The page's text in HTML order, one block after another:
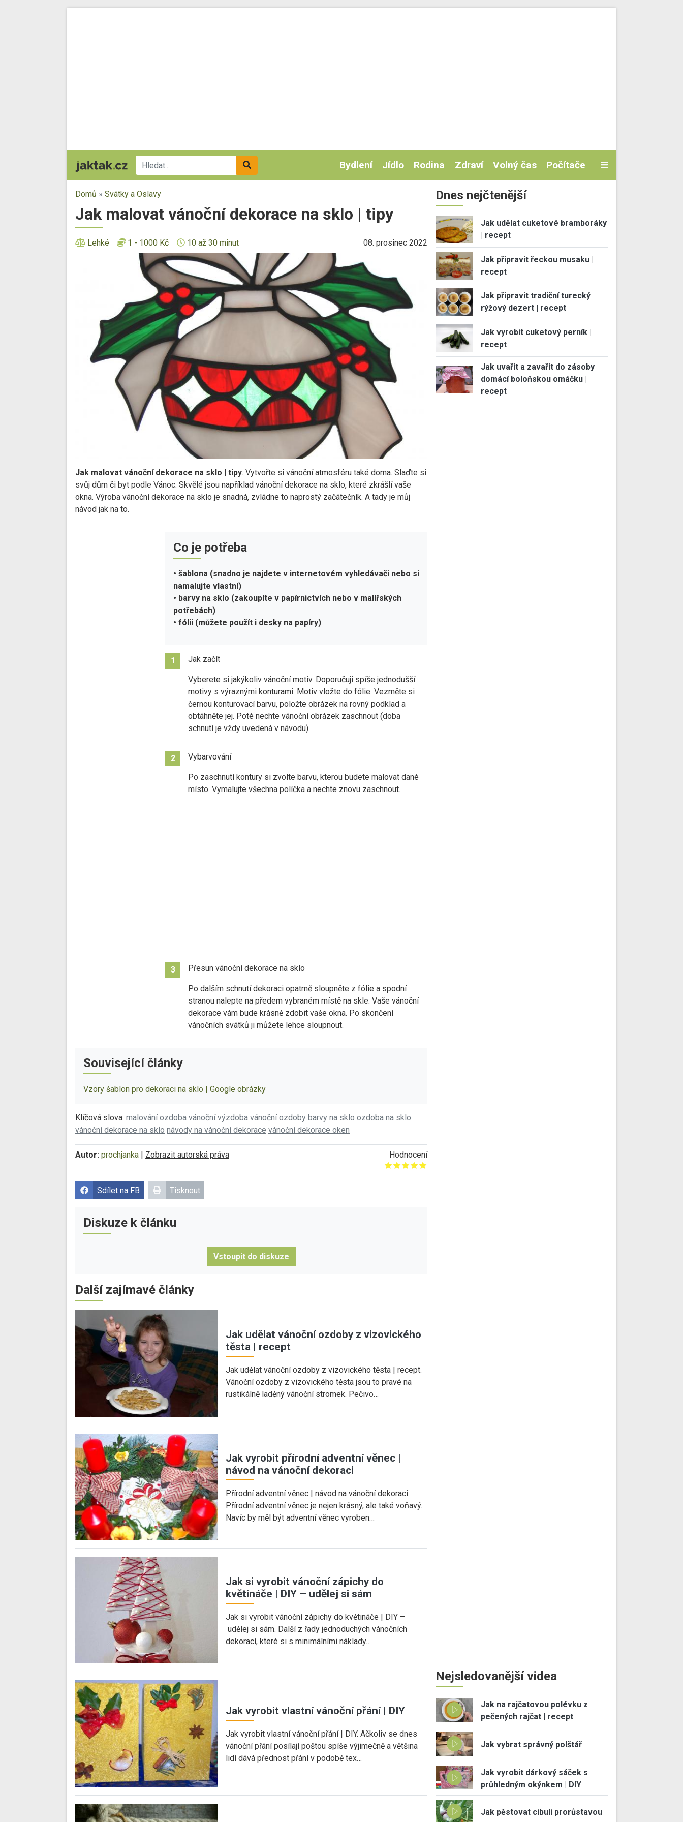
Bydlení Jídlo Rodina Zdraví Volný čas Počítače
Domů » Svátky a Oslavy
Jak malovat vánoční dekorace na sklo | tipy
Lehké 1 - 1000 Kč 10 až 30 minut 08. prosinec 2022
Jak malovat vánoční dekorace na sklo | tipy. Vytvořte si vánoční atmosféru také doma. Slaďte si
svůj dům či byt podle Vánoc. Skvělé jsou například vánoční dekorace na sklo, které zkrášlí vaše
okna. Výroba vánoční dekorace na sklo je snadná, zvládne to naprostý začátečník. A tady je můj
návod jak na to.
Co je potřeba
• šablona (snadno je najdete v internetovém vyhledávači nebo si
namalujte vlastní)
• barvy na sklo (zakoupíte v papírnictvích nebo v malířských
potřebách)
• fólii (můžete použít i desky na papíry)
1 Jak začít
Vyberete si jakýkoliv vánoční motiv. Doporučuji spíše jednodušší
motivy s výraznými konturami. Motiv vložte do fólie. Vezměte si
černou konturovací barvu, položte obrázek na rovný podklad a
obtáhněte jej. Poté nechte vánoční obrázek zaschnout (doba
schnutí je vždy uvedená v návodu).
2 Vybarvování
Po zaschnutí kontury si zvolte barvu, kterou budete malovat dané
místo. Vymalujte všechna políčka a nechte znovu zaschnout.
3 Přesun vánoční dekorace na sklo
Po dalším schnutí dekoraci opatrně sloupněte z fólie a spodní
stranou nalepte na předem vybraném místě na skle. Vaše vánoční
dekorace vám bude krásně zdobit vaše okna. Po skončení
vánočních svátků ji můžete lehce sloupnout.
Související články
Vzory šablon pro dekoraci na sklo | Google obrázky
Klíčová slova: malování ozdoba vánoční výzdoba vánoční ozdoby barvy na sklo ozdoba na sklo
vánoční dekorace na sklo návody na vánoční dekorace vánoční dekorace oken
Autor: prochjanka Zobrazit autorská práva
Hodnocení
Give it 1/5
Give it 2/5
Give it 3/5
Give it 4/5
Give it 5/5
Sdílet na FB Tisknout
Diskuze k článku
Vstoupit do diskuze
Další zajímavé články
Jak udělat vánoční ozdoby z vizovického
těsta | recept
Jak udělat vánoční ozdoby z vizovického těsta | recept.
Vánoční ozdoby z vizovického těsta jsou to pravé na
rustikálně laděný vánoční stromek. Pečivo…
Jak vyrobit přírodní adventní věnec |
návod na vánoční dekoraci
Přírodní adventní věnec | návod na vánoční dekoraci.
Přírodní adventní věnec je nejen krásný, ale také voňavý.
Navíc by měl být adventní věnec vyroben…
Jak si vyrobit vánoční zápichy do
květináče | DIY – udělej si sám
Jak si vyrobit vánoční zápichy do květináče | DIY –
udělej si sám. Další z řady jednoduchých vánočních
dekorací, které si s minimálními náklady…
Jak vyrobit vlastní vánoční přání | DIY
Jak vyrobit vlastní vánoční přání | DIY. Ačkoliv se dnes
vánoční přání posílají poštou spíše výjimečně a většina
lidí dává přednost přání v podobě tex…
Dnes nejčtenější
Jak udělat cuketové bramboráky
| recept
Jak připravit řeckou musaku |
recept
Jak připravit tradiční turecký
rýžový dezert | recept
Jak vyrobit cuketový perník |
recept
Jak uvařit a zavařit do zásoby
domácí boloňskou omáčku |
recept
Nejsledovanější videa
Jak na rajčatovou polévku z
pečených rajčat | recept
Jak vybrat správný polštář
Jak vyrobit dárkový sáček s
průhledným okýnkem | DIY
Jak pěstovat cibuli prorůstavou